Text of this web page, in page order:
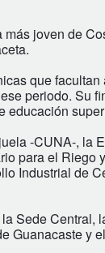
joven de
que
periodo. Su
educación
-CUNA-, la
para el
Industrial de
Sede
y